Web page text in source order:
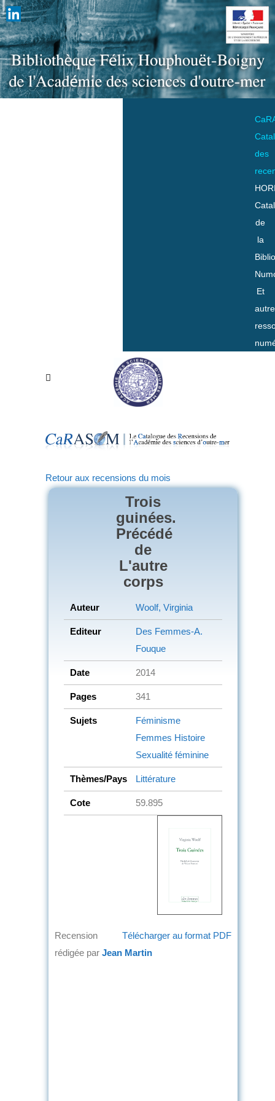
des
de
la
Et
Retour aux recensions du mois
Trois
guinées.
Précédé
de
L'autre
corps
Auteur Woolf, Virginia
Editeur
Des Femmes-A.
Fouque
Date 2014
Pages 341
Sujets
Féminisme
Femmes Histoire
Sexualité féminine
Thèmes/Pays Littérature
Cote 59.895
Télécharger au format PDF
Recension
rédigée par Jean Martin